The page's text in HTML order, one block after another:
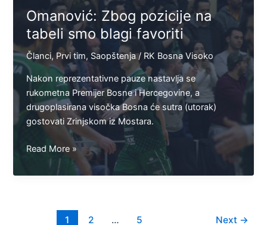
okupljanje
juniorske
reprezentacije
Omanović: Zbog pozicije na
tabeli smo blagi favoriti
Članci,Prvi tim, Saopštenja/ RK Bosna Visoko
Nakon reprezentativne pauze nastavlja se
rukometna Premijer Bosne i Hercegovine, a
drugoplasirana visočka Bosna će sutra (utorak)
gostovati Zrinjskom iz Mostara.
Omanović:
pozicije
Read More »
1 2 … 5 Next →